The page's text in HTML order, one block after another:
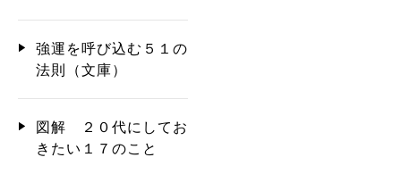
強運を呼び込む５１の
法則（文庫）
図解 ２０代にしてお
きたい１７のこと